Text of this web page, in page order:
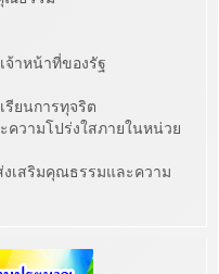
จ้าหน้าที่ของรัฐ
รียนการทุจริต
ความโปร่งใสภายในหน่วย
งเสริมคุณธรรมและความ